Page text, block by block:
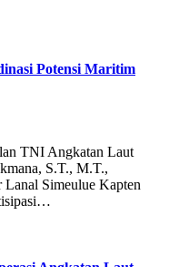
Potensi Maritim
TNI Angkatan Laut
S.T., M.T.,
Simeulue Kapten